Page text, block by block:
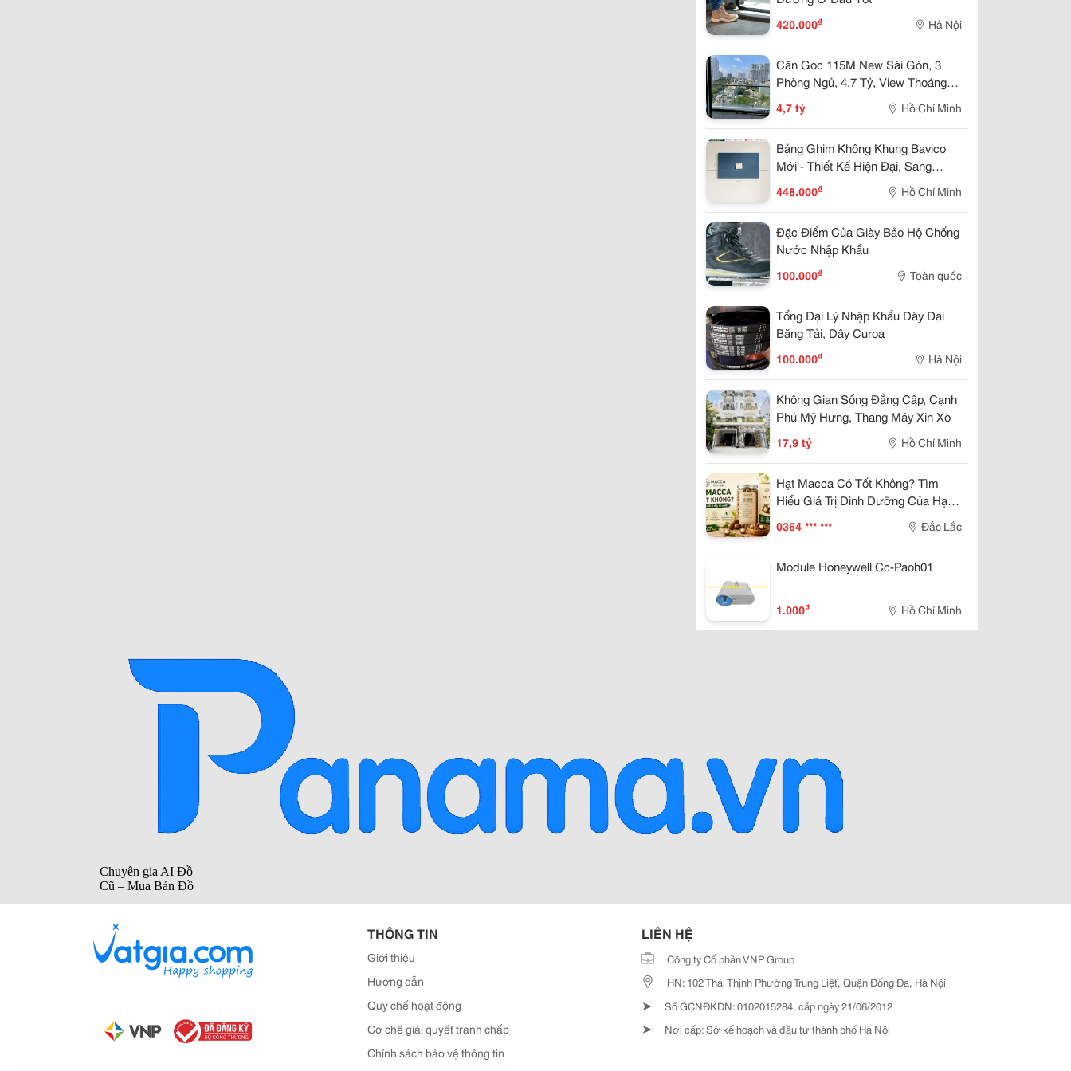
420.000₫ Hà Nội
Căn Góc 115M New Sài Gòn, 3
Phòng Ngủ, 4.7 Tỷ, View Thoáng
4,7 tỷ Hồ Chí Minh
Bảng Ghim Không Khung Bavico
Mới - Thiết Kế Hiện Đại, Sang
448.000₫ Hồ Chí Minh
Đặc Điểm Của Giày Bảo Hộ Chống
Nước Nhập Khẩu
100.000₫ Toàn quốc
Tổng Đại Lý Nhập Khẩu Dây Đai
Băng Tải, Dây Curoa
100.000₫ Hà Nội
Không Gian Sống Đẳng Cấp, Cạnh
Phú Mỹ Hưng, Thang Máy Xin Xò
17,9 tỷ Hồ Chí Minh
Hạt Macca Có Tốt Không? Tìm
Hiểu Giá Trị Dinh Dưỡng Của Hạt
0364 *** *** Đắc Lắc
Module Honeywell Cc-Paoh01
1.000₫ Hồ Chí Minh
THÔNG TIN
Giới thiệu
Hướng dẫn
Quy chế hoạt động
Cơ chế giải quyết tranh chấp
Chính sách bảo vệ thông tin
LIÊN HỆ
Công ty Cổ phần VNP Group
HN: 102 Thái Thịnh Phường Trung Liệt, Quận Đống Đa, Hà Nội
➤ Số GCNĐKDN: 0102015284, cấp ngày 21/06/2012
➤ Nơi cấp: Sở kế hoạch và đầu tư thành phố Hà Nội